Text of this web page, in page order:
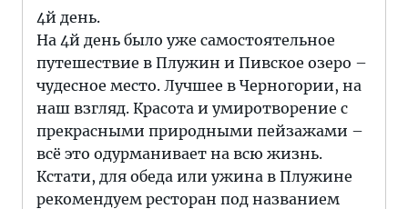
4й день.
На 4й день было уже самостоятельное
путешествие в Плужин и Пивское озеро –
чудесное место. Лучшее в Черногории, на
наш взгляд. Красота и умиротворение с
прекрасными природными пейзажами –
всё это одурманивает на всю жизнь.
Кстати, для обеда или ужина в Плужине
рекомендуем ресторан под названием